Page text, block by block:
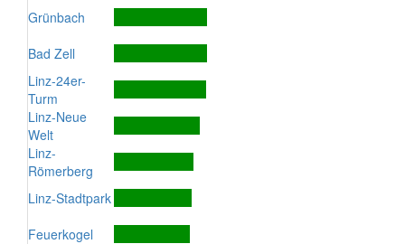
Grünbach
Bad Zell
Linz-24er-
Turm
Linz-Neue
Welt
Linz-
Römerberg
Linz-Stadtpark
Feuerkogel